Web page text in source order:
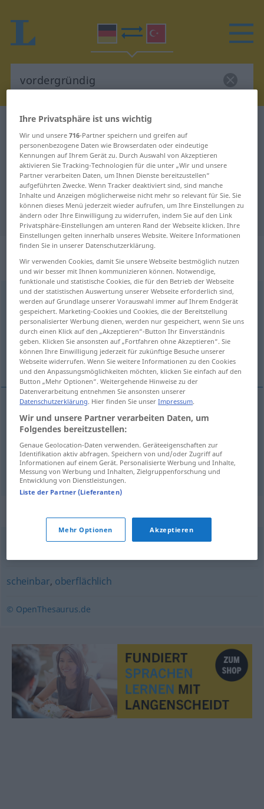
Deutsch-Türkisch Wörterbuch
Deutsch-Türkisch Übersetzung für
"vordergründig"
"vordergründig" Türkisch
Übersetzung
„vordergründig“: Adjektiv,
adjektivisch
vordergründigadj
Übersicht aller Übersetzungen
(Für mehr Details die Übersetzung anklicken/antippen)
yüzeysel
yüzeysel vordergründig(≈ oberflächlich)
asıl amacı hemen belli olan vordergründig(≈
durchschaubar)
scheinbar, oberflächlich
© OpenThesaurus.de
Ihre Privatsphäre ist uns wichtig
Wir und unsere716-Partner speichern und greifen auf
personenbezogene Daten wie Browserdaten oder eindeutige
Kennungen auf Ihrem Gerät zu. Durch Auswahl von Akzeptieren
aktivieren Sie Tracking-Technologien für die unter „Wir und unsere
Partner verarbeiten Daten, um Ihnen Dienste bereitzustellen“
aufgeführten Zwecke. Wenn Tracker deaktiviert sind, sind manche
Inhalte und Anzeigen möglicherweise nicht mehr so relevant für Sie. Sie
können dieses Menü jederzeit wieder aufrufen, um Ihre Einstellungen zu
ändern oder Ihre Einwilligung zu widerrufen, indem Sie auf den Link
Privatsphäre-Einstellungen am unteren Rand der Webseite klicken. Ihre
Einstellungen gelten innerhalb unseres Website. Weitere Informationen
finden Sie in unserer Datenschutzerklärung.
Wir verwenden Cookies, damit Sie unsere Webseite bestmöglich nutzen
und wir besser mit Ihnen kommunizieren können. Notwendige,
funktionale und statistische Cookies, die für den Betrieb der Webseite
und der statistischen Auswertung unserer Webseite erforderlich sind,
werden auf Grundlage unserer Vorauswahl immer auf Ihrem Endgerät
gespeichert. Marketing-Cookies und Cookies, die der Bereitstellung
personalisierter Werbung dienen, werden nur gespeichert, wenn Sie uns
durch einen Klick auf den „Akzeptieren“-Button Ihr Einverständnis
geben. Klicken Sie ansonsten auf „Fortfahren ohne Akzeptieren“. Sie
können Ihre Einwilligung jederzeit für zukünftige Besuche unserer
Webseite widerrufen. Wenn Sie weitere Informationen zu den Cookies
und den Anpassungsmöglichkeiten möchten, klicken Sie einfach auf den
Button „Mehr Optionen“. Weitergehende Hinweise zu der
Datenverarbeitung entnehmen Sie ansonsten unserer
Datenschutzerklärung. Hier finden Sie unserImpressum.
Wir und unsere Partner verarbeiten Daten, um
Folgendes bereitzustellen:
Genaue Geolocation-Daten verwenden. Geräteeigenschaften zur
Identifikation aktiv abfragen. Speichern von und/oder Zugriff auf
Informationen auf einem Gerät. Personalisierte Werbung und Inhalte,
Messung von Werbung und Inhalten, Zielgruppenforschung und
Entwicklung von Dienstleistungen.
Liste der Partner (Lieferanten)
Mehr Optionen Akzeptieren